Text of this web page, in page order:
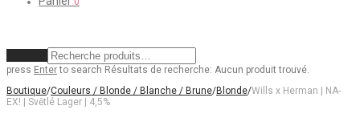
press Enterto search Résultats de recherche: Aucun produit trouvé.
Boutique/Couleurs / Blonde / Blanche / Brune/Blonde/Wills x Herman | NA-
EX! | Světlé Lager | 4,5%